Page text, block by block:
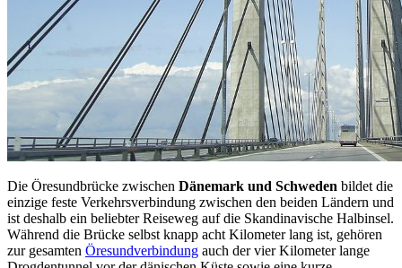
Die Öresundbrücke zwischen Dänemark und Schweden bildet die
einzige feste Verkehrsverbindung zwischen den beiden Ländern und
ist deshalb ein beliebter Reiseweg auf die Skandinavische Halbinsel.
Während die Brücke selbst knapp acht Kilometer lang ist, gehören
zur gesamten Öresundverbindung auch der vier Kilometer lange